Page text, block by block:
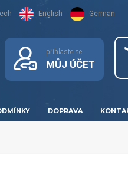
English German
přihlaste se
MŮJ ÚČET
DOPRAVA